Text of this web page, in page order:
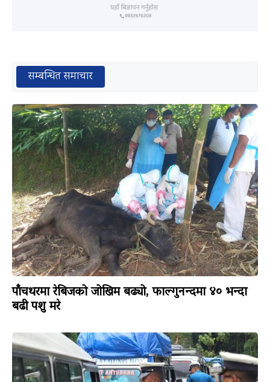
सम्बन्धित समाचार
पाँचथरमा रेबिजको जोखिम बढ्यो, फाल्गुनन्दमा ४० भन्दा
बढी पशु मरे